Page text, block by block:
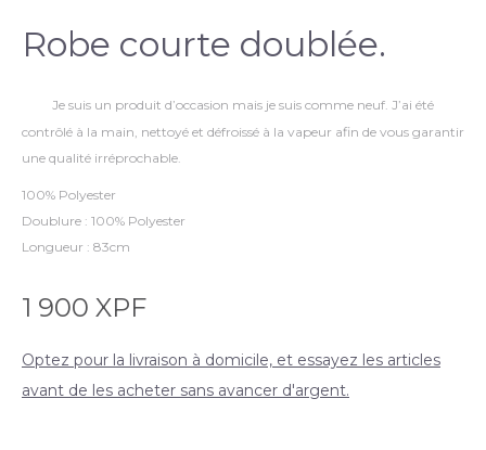
Robe courte doublée.
Je suis un produit d’occasion mais je suis comme neuf. J’ai été
contrôlé à la main, nettoyé et défroissé à la vapeur afin de vous garantir
une qualité irréprochable.
100% Polyester
Doublure : 100% Polyester
Longueur : 83cm
1 900 XPF
Optez pour la livraison à domicile, et essayez les articles
avant de les acheter sans avancer d'argent.